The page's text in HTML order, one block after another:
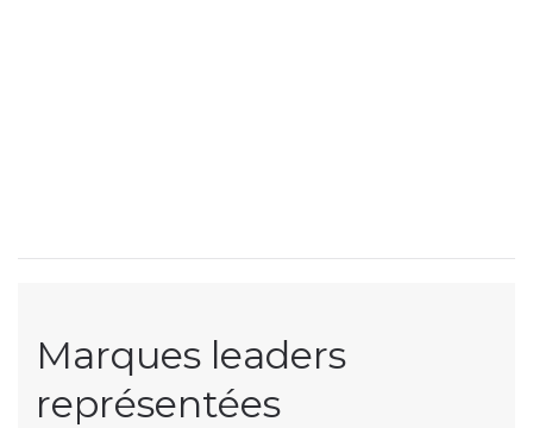
Marques leaders
représentées